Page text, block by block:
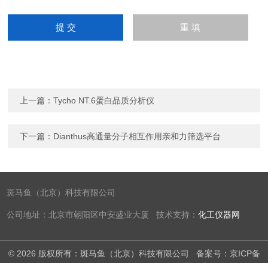
上一篇：Tycho NT.6蛋白品质分析仪
下一篇： Dianthus高通量分子相互作用亲和力筛选平台
斑马鱼（北京）科技有限公司
公司地址：北京市朝阳区中安盛业大厦 技术支持：化工仪器网
© 2026 版权所有：斑马鱼（北京）科技有限公司 备案号：京ICP备